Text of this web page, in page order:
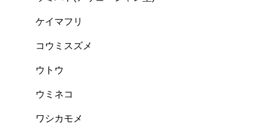
ケイマフリ
コウミスズメ
ウトウ
ウミネコ
ワシカモメ